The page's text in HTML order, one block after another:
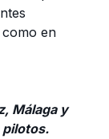
como en
Málaga y
pilotos.